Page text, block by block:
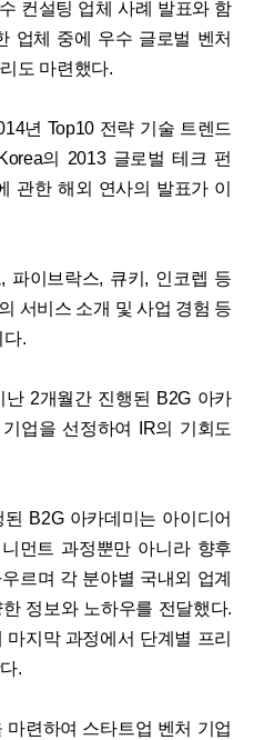
컨설팅 업체 사례 발표와 함
업체 중에 우수 글로벌 벤처
도 마련했다.
년 Top10 전략 기술 트렌드
의 2013 글로벌 테크 펀
관한 해외 연사의 발표가 이
파이브락스, 큐키, 인코렙 등
서비스 소개 및 사업 경험 등
다.
2개월간 진행된 B2G 아카
업을 선정하여 IR의 기회도
B2G 아카데미는 아이디어
먼트 과정뿐만 아니라 향후
르며 각 분야별 국내외 업계
정보와 노하우를 전달했다.
지막 과정에서 단계별 프리
.
련하여 스타트업 벤처 기업